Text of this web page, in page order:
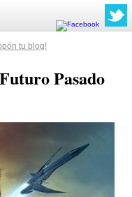
tu blog!
Pasado